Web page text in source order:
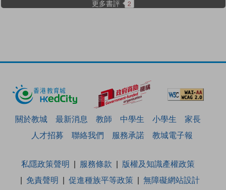
更多書評 2
關於教城 最新消息 教師 中學生 小學生
家長
人才招募
聯絡我們 服務承諾 教城電子報
私隱政策聲明 服務條款
版權及知識產權政策
免責聲明
促進種族平等政策 無障礙網站設計